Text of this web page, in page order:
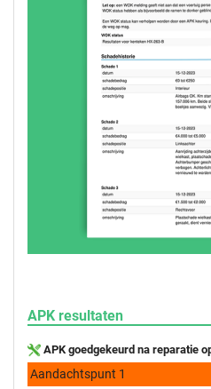
APK resultaten
APK goedgekeurd na reparatie
Aandachtspunt 1